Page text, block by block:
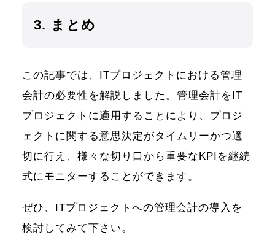
3. まとめ
この記事では、ITプロジェクトにおける管理
会計の必要性を解説しました。管理会計をIT
プロジェクトに適用することにより、プロジ
ェクトに関する意思決定がタイムリーかつ適
切に行え、様々な切り口から重要なKPIを継続
式にモニターすることができます。
ぜひ、ITプロジェクトへの管理会計の導入を
検討してみて下さい。